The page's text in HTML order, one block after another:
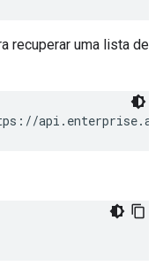
recuperar uma lista de